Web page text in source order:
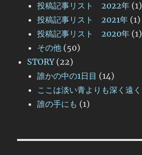
投稿記事リスト 2022年 (1)
投稿記事リスト 2021年 (1)
投稿記事リスト 2020年 (1)
その他 (50)
STORY(22)
誰かの中の1日目 (14)
ここは淡い青よりも深く遠く
誰の手にも (1)